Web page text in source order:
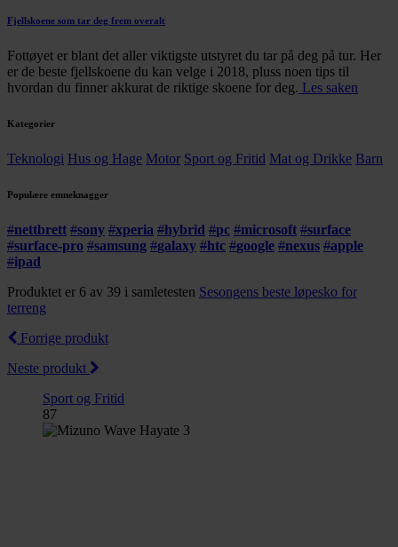
Fjellskoene som tar deg frem overalt
Fottøyet er blant det aller viktigste utstyret du tar på deg på tur. Her
er de beste fjellskoene du kan velge i 2018, pluss noen tips til
hvordan du finner akkurat de riktige skoene for deg. Les saken
Kategorier
Teknologi Hus og Hage Motor Sport og Fritid Mat og Drikke Barn
Populære emneknagger
#nettbrett #sony #xperia #hybrid #pc #microsoft #surface
#surface-pro #samsung #galaxy #htc #google #nexus #apple
#ipad
Produktet er 6 av 39 i samletesten Sesongens beste løpesko for
terreng
Forrige produkt
Neste produkt
Sport og Fritid
87